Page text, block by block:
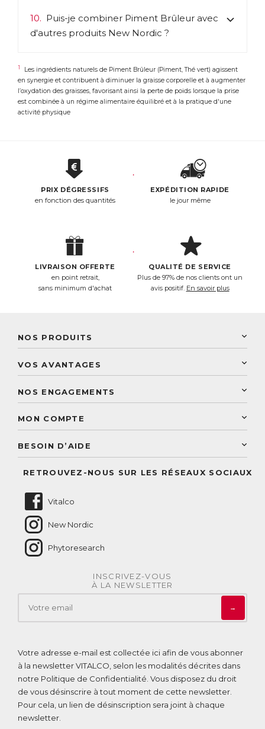
10. Puis-je combiner Piment Brûleur avec
d'autres produits New Nordic ?
1
Les ingrédients naturels de Piment Brûleur (Piment, Thé vert) agissent
en synergie et contribuent à diminuer la graisse corporelle et à augmenter
l’oxydation des graisses, favorisant ainsi la perte de poids lorsque la prise
est combinée à un régime alimentaire équilibré et à la pratique d'une
activité physique
PRIX DÉGRESSIFS
en fonction des quantités
EXPÉDITION RAPIDE
le jour même
LIVRAISON OFFERTE
en point retrait,
sans minimum d'achat
QUALITÉ DE SERVICE
Plus de 97% de nos clients ont un
avis positif. En savoir plus
NOS PRODUITS
Laboratoire Landais
Découvrez le catalogue
VOS AVANTAGES
Paiement sécurisé
Conseils personnalisés
NOS ENGAGEMENTS
Conseil personnalisé
MON COMPTE
BESOIN D’AIDE
RETROUVEZ-NOUS SUR LES RÉSEAUX SOCIAUX
Vitalco
New Nordic
Phytoresearch
INSCRIVEZ-VOUS
À LA NEWSLETTER
→
Votre adresse e-mail est collectée ici afin de vous abonner
à la newsletter VITALCO, selon les modalités décrites dans
notre Politique de Confidentialité . Vous disposez du droit
de vous désinscrire à tout moment de cette newsletter.
Pour cela, un lien de désinscription sera joint à chaque
newsletter.